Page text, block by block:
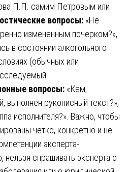
П.П. самим Петровым или
вопросы: «Не
измененным почерком?»,
в состоянии алкогольного
(обычных или
вопросы: «Кем,
рукописный текст?»,
исполнителя?». Важно, чтобы
четко, конкретно и не
эксперта-
спрашивать эксперта о